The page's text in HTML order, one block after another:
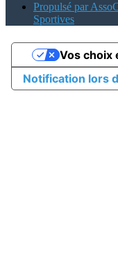
Propulsé par
Sportives
Notification lors
Vos choix